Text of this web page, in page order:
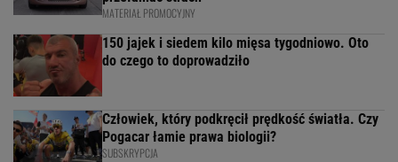
MATERIAŁ PROMOCYJNY
150 jajek i siedem kilo mięsa tygodniowo. Oto
do czego to doprowadziło
Człowiek, który podkręcił prędkość światła. Czy
Pogacar łamie prawa biologii?
SUBSKRYPCJA